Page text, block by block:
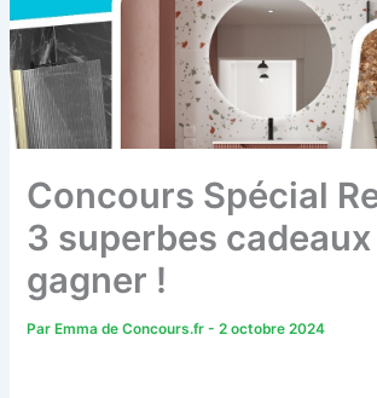
Concours Spécial
3 superbes cadeaux
gagner !
Par Emma de Concours.fr-2 octobre 2024